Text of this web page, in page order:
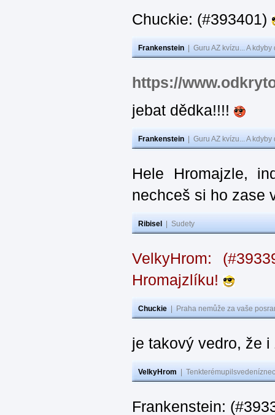
Chuckie: (#393401)
Frankenstein Guru AZ kvízu... A
https://
jebat dědka!!!!
Frankenstein Guru AZ kvízu... A
Hele Hromajzle,
nechceš si ho zase
Ribisel Sudety
VelkyHrom:
Hromajzlíku!
Chuckie Praha nemůže za vaše
je takový vedro, že
VelkyHrom
Frankenstein: